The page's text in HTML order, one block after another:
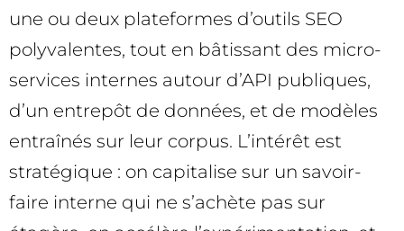
une ou deux plateformes d’outils SEO
polyvalentes, tout en bâtissant des micro-
services internes autour d’API publiques,
d’un entrepôt de données, et de modèles
entraînés sur leur corpus. L’intérêt est
stratégique : on capitalise sur un savoir-
faire interne qui ne s’achète pas sur